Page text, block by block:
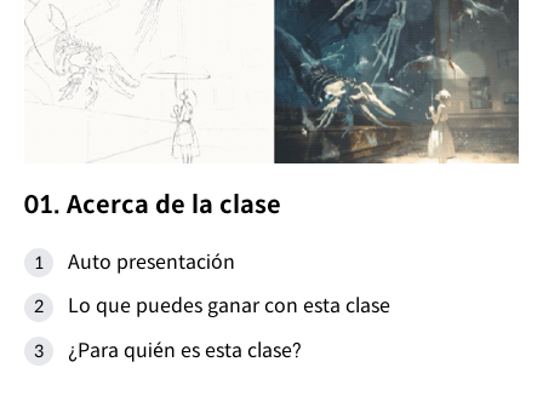
01. Acerca de la clase
Auto presentación
Lo que puedes ganar con esta clase
¿Para quién es esta clase?